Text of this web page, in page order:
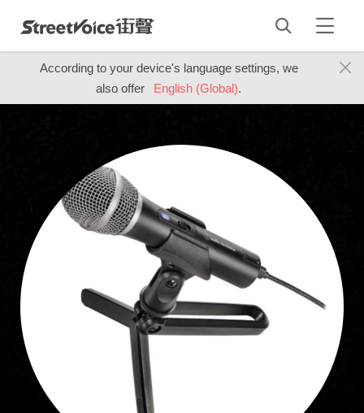
According to your device's language settings, we
also offer
English (Global).